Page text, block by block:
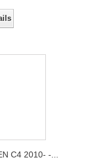
C4 2010- -...